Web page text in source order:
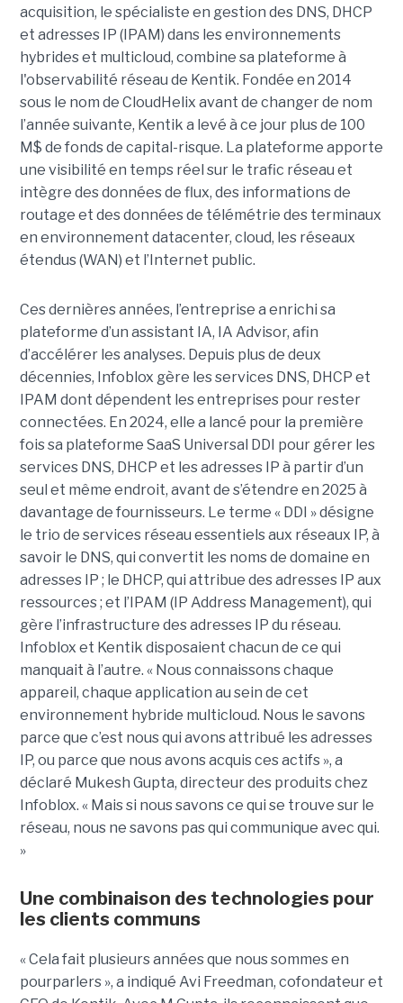
acquisition, le spécialiste en gestion des DNS, DHCP
et adresses IP (IPAM) dans les environnements
hybrides et multicloud, combine sa plateforme à
l'observabilité réseau de Kentik. Fondée en 2014
sous le nom de CloudHelix avant de changer de nom
l’année suivante, Kentik a levé à ce jour plus de 100
M$ de fonds de capital-risque. La plateforme apporte
une visibilité en temps réel sur le trafic réseau et
intègre des données de flux, des informations de
routage et des données de télémétrie des terminaux
en environnement datacenter, cloud, les réseaux
étendus (WAN) et l’Internet public.
Ces dernières années, l’entreprise a enrichi sa
plateforme d’un assistant IA, IA Advisor, afin
d’accélérer les analyses. Depuis plus de deux
décennies, Infoblox gère les services DNS, DHCP et
IPAM dont dépendent les entreprises pour rester
connectées. En 2024, elle a lancé pour la première
fois sa plateforme SaaS Universal DDI pour gérer les
services DNS, DHCP et les adresses IP à partir d’un
seul et même endroit, avant de s’étendre en 2025 à
davantage de fournisseurs. Le terme « DDI » désigne
le trio de services réseau essentiels aux réseaux IP, à
savoir le DNS, qui convertit les noms de domaine en
adresses IP ; le DHCP, qui attribue des adresses IP aux
ressources ; et l’IPAM (IP Address Management), qui
gère l’infrastructure des adresses IP du réseau.
Infoblox et Kentik disposaient chacun de ce qui
manquait à l’autre. « Nous connaissons chaque
appareil, chaque application au sein de cet
environnement hybride multicloud. Nous le savons
parce que c’est nous qui avons attribué les adresses
IP, ou parce que nous avons acquis ces actifs », a
déclaré Mukesh Gupta, directeur des produits chez
Infoblox. « Mais si nous savons ce qui se trouve sur le
réseau, nous ne savons pas qui communique avec qui.
»
Une combinaison des technologies pour
les clients communs
« Cela fait plusieurs années que nous sommes en
pourparlers », a indiqué Avi Freedman, cofondateur et